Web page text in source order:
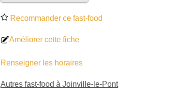
Recommander ce fast-food
Améliorer cette fiche
Renseigner les horaires
Autres fast-food à Joinville-le-Pont